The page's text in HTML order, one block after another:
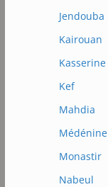
Jendouba
Kairouan
Kasserine
Kef
Mahdia
Médénine
Monastir
Nabeul